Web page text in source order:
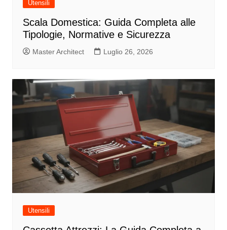
Utensili
Scala Domestica: Guida Completa alle
Tipologie, Normative e Sicurezza
Master Architect Luglio 26, 2026
Utensili